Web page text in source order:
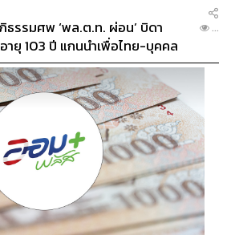
รรมศพ ‘พล.ต.ท. ผ่อน’ บิดา
ายุ 103 ปี แกนนำเพื่อไทย-บุคคล
...